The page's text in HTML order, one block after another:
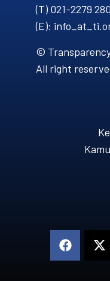
(T) 021-2279
(E):
©
All right